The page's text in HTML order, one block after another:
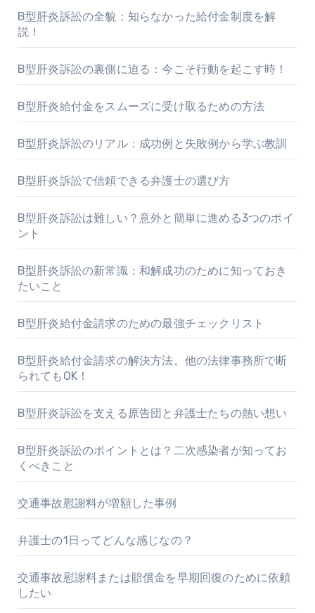
B型肝炎訴訟の全貌：知らなかった給付金制度を解
説！
B型肝炎訴訟の裏側に迫る：今こそ行動を起こす時！
B型肝炎給付金をスムーズに受け取るための方法
B型肝炎訴訟のリアル：成功例と失敗例から学ぶ教訓
B型肝炎訴訟で信頼できる弁護士の選び方
B型肝炎訴訟は難しい？意外と簡単に進める3つのポイ
ント
B型肝炎訴訟の新常識：和解成功のために知っておき
たいこと
B型肝炎給付金請求のための最強チェックリスト
B型肝炎給付金請求の解決方法。他の法律事務所で断
られてもOK！
B型肝炎訴訟を支える原告団と弁護士たちの熱い想い
B型肝炎訴訟のポイントとは？二次感染者が知ってお
くべきこと
交通事故慰謝料が増額した事例
弁護士の1日ってどんな感じなの？
交通事故慰謝料または賠償金を早期回復のために依頼
したい